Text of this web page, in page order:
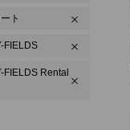
ト
FIELDS
FIELDS Rental